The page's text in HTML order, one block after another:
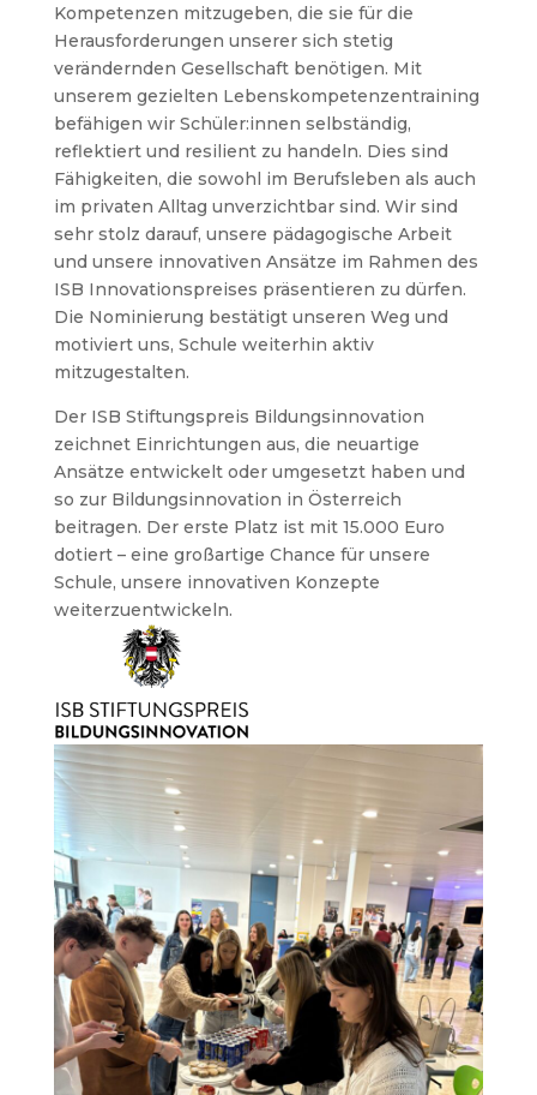
Kompetenzen mitzugeben, die sie für die
Herausforderungen unserer sich stetig
verändernden Gesellschaft benötigen. Mit
unserem gezielten Lebenskompetenzentraining
befähigen wir Schüler:innen selbständig,
reflektiert und resilient zu handeln. Dies sind
Fähigkeiten, die sowohl im Berufsleben als auch
im privaten Alltag unverzichtbar sind. Wir sind
sehr stolz darauf, unsere pädagogische Arbeit
und unsere innovativen Ansätze im Rahmen des
ISB Innovationspreises präsentieren zu dürfen.
Die Nominierung bestätigt unseren Weg und
motiviert uns, Schule weiterhin aktiv
mitzugestalten.
Der ISB Stiftungspreis Bildungsinnovation
zeichnet Einrichtungen aus, die neuartige
Ansätze entwickelt oder umgesetzt haben und
so zur Bildungsinnovation in Österreich
beitragen. Der erste Platz ist mit 15.000 Euro
dotiert – eine großartige Chance für unsere
Schule, unsere innovativen Konzepte
weiterzuentwickeln.